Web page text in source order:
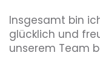
Insgesamt bin
glücklich und
unserem Team